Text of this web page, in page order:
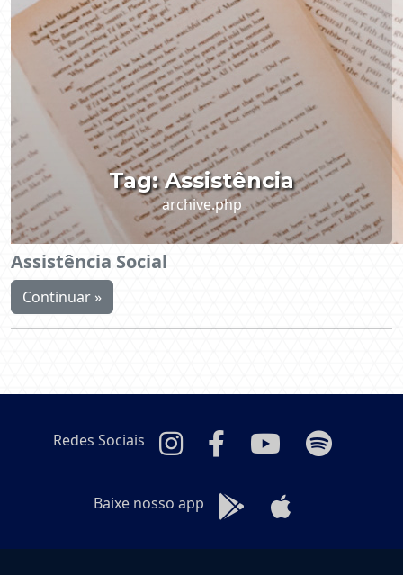
Tag:Assistência
archive.php
Assistência Social
Continuar »
Redes Sociais
Baixe nosso app